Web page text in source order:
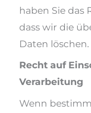
haben Sie das
dass wir die
Daten löschen.
Recht auf
Verarbeitung
Wenn